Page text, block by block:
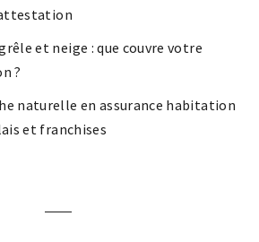
et neige : que couvre votre
?
naturelle en assurance habitation
et franchises